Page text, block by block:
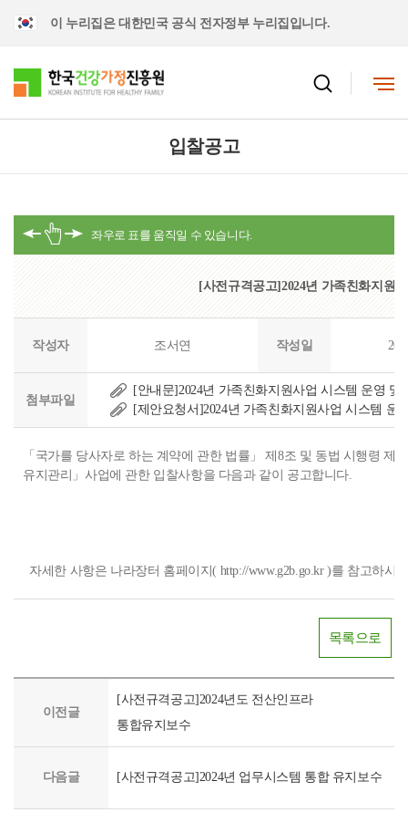
이 누리집은 대한민국 공식 전자정부 누리집입니다.
입찰공고
[사전규격공고]2024년 가족친화지원
작성자 조서연 작성일
첨부파일
[안내문]2024년 가족친화지원사업 시스템 운영 및
[제안요청서]2024년 가족친화지원사업 시스템 운
「국가를 당사자로 하는 계약에 관한 법률」 제8조 및 동법 시행령 제
유지관리」사업에 관한 입찰사항을 다음과 같이 공고합니다.
자세한 사항은 나라장터 홈페이지( http://www.g2b.go.kr )를 참고하시
목록으로
이전글
[사전규격공고]2024년도 전산인프라
통합유지보수
다음글 [사전규격공고]2024년 업무시스템 통합 유지보수